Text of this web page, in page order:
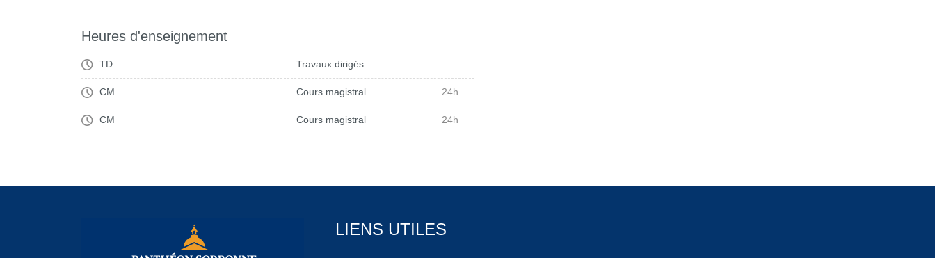
Heures d'enseignement
TD Travaux dirigés
CM Cours magistral 24h
CM Cours magistral 24h
LIENS UTILES